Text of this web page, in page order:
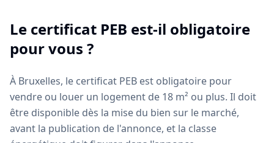
Le certificat PEB est-il obligatoire
pour vous ?
À Bruxelles, le certificat PEB est obligatoire pour
vendre ou louer un logement de 18 m² ou plus. Il doit
être disponible dès la mise du bien sur le marché,
avant la publication de l'annonce, et la classe